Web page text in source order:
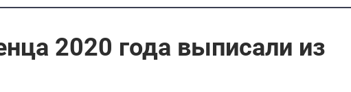
2020 года выписали из